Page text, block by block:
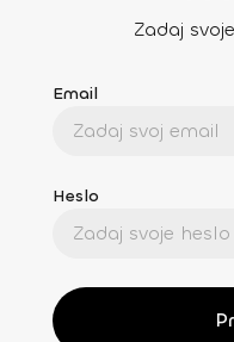
Zadaj
Email
Heslo